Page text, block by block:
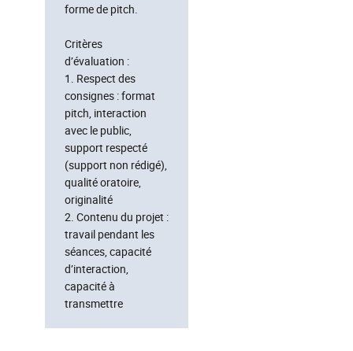
forme de pitch.
Critères
d’évaluation :
1. Respect des
consignes : format
pitch, interaction
avec le public,
support respecté
(support non rédigé),
qualité oratoire,
originalité
2. Contenu du projet :
travail pendant les
séances, capacité
d’interaction,
capacité à
transmettre